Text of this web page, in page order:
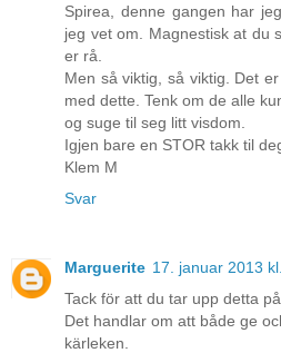
Spirea, denne gangen har
jeg vet om. Magnestisk at du
er rå.
Men så viktig, så viktig. Det
med dette. Tenk om de alle
og suge til seg litt visdom.
Igjen bare en STOR takk til
Klem M
Svar
Marguerite 17. januar 2013
Tack för att du tar upp detta
Det handlar om att både ge
kärleken.